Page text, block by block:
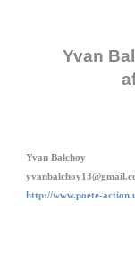
Yvan
Yvan Balchoy
http://www.poete-